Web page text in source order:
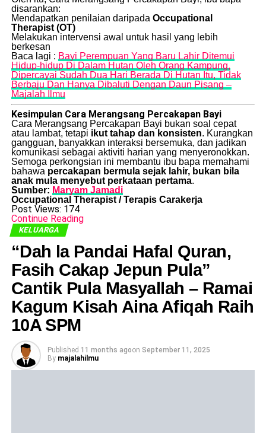
disarankan:
Mendapatkan penilaian daripada Occupational
Therapist (OT)
Melakukan intervensi awal untuk hasil yang lebih
berkesan
Baca lagi : Bayi Perempuan Yang Baru Lahir Ditemui
Hidup-hidup Di Dalam Hutan Oleh Orang Kampung,
Dipercayai Sudah Dua Hari Berada Di Hutan Itu, Tidak
Berbaju Dan Hanya Dibaluti Dengan Daun Pisang –
Majalah Ilmu
Kesimpulan Cara Merangsang Percakapan Bayi
Cara Merangsang Percakapan Bayi bukan soal cepat
atau lambat, tetapi ikut tahap dan konsisten. Kurangkan
gangguan, banyakkan interaksi bersemuka, dan jadikan
komunikasi sebagai aktiviti harian yang menyeronokkan.
Semoga perkongsian ini membantu ibu bapa memahami
bahawa percakapan bermula sejak lahir, bukan bila
anak mula menyebut perkataan pertama.
Sumber: Maryam Jamadi
Occupational Therapist / Terapis Carakerja
Post Views: 174
Continue Reading
KELUARGA
“Dah la Pandai Hafal Quran,
Fasih Cakap Jepun Pula”
Cantik Pula Masyallah – Ramai
Kagum Kisah Aina Afiqah Raih
10A SPM
Published 11 months agoon September 11, 2025
By majalahilmu